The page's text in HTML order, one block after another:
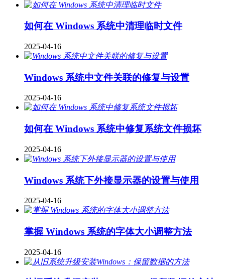
如何在 Windows 系统中清理临时文件
2025-04-16
Windows 系统中文件关联的修复与设置
2025-04-16
如何在 Windows 系统中修复系统文件损坏
2025-04-16
Windows 系统下外接显示器的设置与使用
2025-04-16
掌握 Windows 系统的字体大小调整方法
2025-04-16